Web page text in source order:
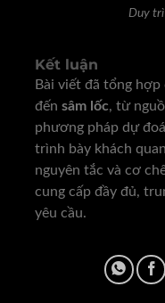
Duy
Kết luận
Bài viết đã tổng
đến sâm lốc, từ
phương pháp dự
trình bày khách
nguyên tắc và cơ
cung cấp đầy đủ,
yêu cầu.